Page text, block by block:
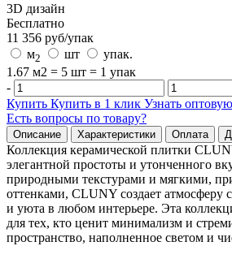
3D дизайн
Бесплатно
11 356 руб/упак
м2 шт
упак.
1.67 м2 = 5 шт = 1 упак
-
Купить Купить в 1 клик Узнать
Есть вопросы по товару?
Описание Характеристики Оплата
Коллекция керамической плитки
элегантной простоты и утонченного
природными текстурами и мягкими,
оттенками, CLUNY создает атмосферу
и уюта в любом интерьере. Эта
для тех, кто ценит минимализм и
пространство, наполненное светом и